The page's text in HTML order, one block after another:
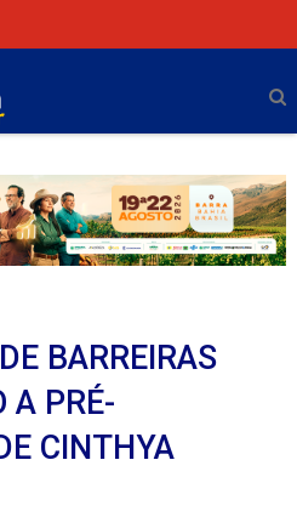
BARREIRAS
A PRÉ-
CINTHYA